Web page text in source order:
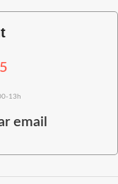
13h
email